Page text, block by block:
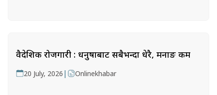
वैदेशिक रोजगारी : धनुषाबाट सबैभन्दा धेरै, मनाङ कम
20 July, 2026 | Onlinekhabar